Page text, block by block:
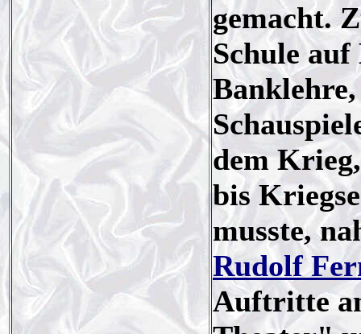
gemacht.
Schule
dem
bis
musste,
Rudolf
Auftritte